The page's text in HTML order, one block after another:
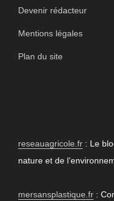
Devenir rédacteur
Mentions légales
Plan du site
reseauagricole.fr : Le
nature et de
mersansplastique.fr :